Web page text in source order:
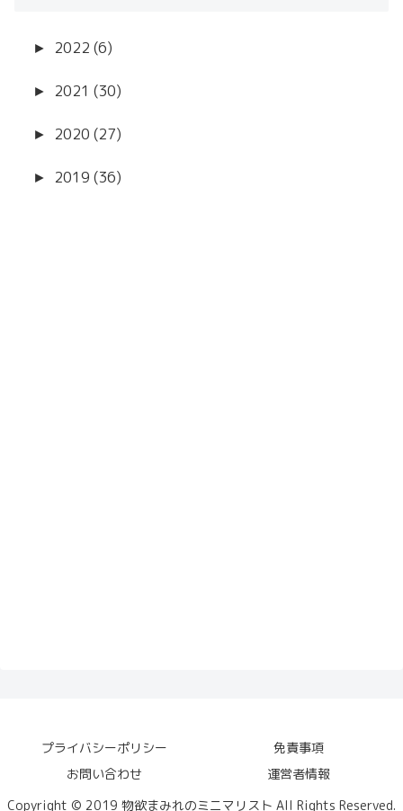
► 2022 (6)
► 2021 (30)
► 2020 (27)
► 2019 (36)
プライバシーポリシー
免責事項
お問い合わせ
運営者情報
Copyright © 2019 物欲まみれのミニマリスト All Rights Reserved.